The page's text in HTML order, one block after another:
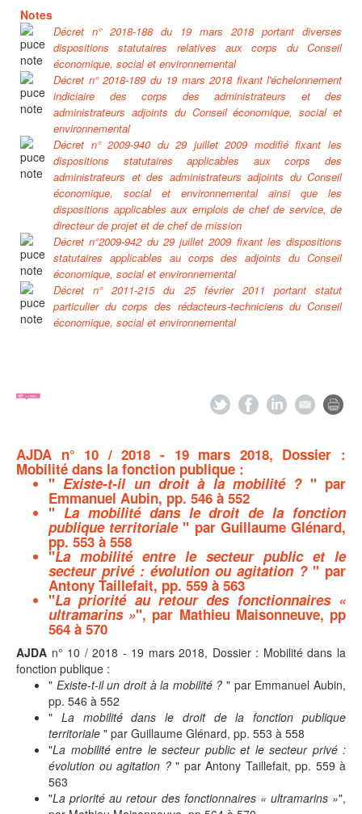
Notes
Décret n° 2018-188 du 19 mars 2018 portant diverses
dispositions statutaires relatives aux corps du Conseil
économique, social et environnemental
Décret n° 2018-189 du 19 mars 2018 fixant l'échelonnement
indiciaire des corps des administrateurs et des
administrateurs adjoints du Conseil économique, social et
environnemental
Décret n° 2009-940 du 29 juillet 2009 modifié fixant les
dispositions statutaires applicables aux corps des
administrateurs et des administrateurs adjoints du Conseil
économique, social et environnemental ainsi que les
dispositions applicables aux emplois de chef de service, de
directeur de projet et de chef de mission
Décret n°2009-942 du 29 juillet 2009 fixant les dispositions
statutaires applicables au corps des adjoints du Conseil
économique, social et environnemental
Décret n° 2011-215 du 25 février 2011 portant statut
particulier du corps des rédacteurs-techniciens du Conseil
économique, social et environnemental
AJDA n° 10 / 2018 - 19 mars 2018, Dossier :
Mobilité dans la fonction publique :
" Existe-t-il un droit à la mobilité ? " par
Emmanuel Aubin, pp. 546 à 552
" La mobilité dans le droit de la fonction
publique territoriale" par Guillaume Glénard,
pp. 553 à 558
"La mobilité entre le secteur public et le
secteur privé : évolution ou agitation ?" par
Antony Taillefait, pp. 559 à 563
"La priorité au retour des fonctionnaires «
ultramarins »", par Mathieu Maisonneuve, pp
564 à 570
AJDA n° 10 / 2018 - 19 mars 2018, Dossier : Mobilité dans la
fonction publique :
" Existe-t-il un droit à la mobilité ?" par Emmanuel Aubin,
pp. 546 à 552
" La mobilité dans le droit de la fonction publique
territoriale " par Guillaume Glénard, pp. 553 à 558
"La mobilité entre le secteur public et le secteur privé :
évolution ou agitation ?" par Antony Taillefait, pp. 559 à
563
"La priorité au retour des fonctionnaires « ultramarins »",